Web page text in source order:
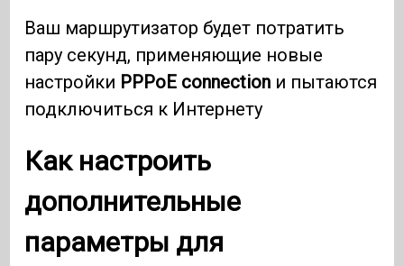
Ваш маршрутизатор будет потратить
пару секунд, применяющие новые
настройки PPPoE connection и пытаются
подключиться к Интернету
Как настроить
дополнительные
параметры для